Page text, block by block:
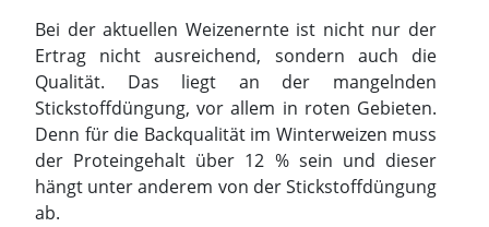
Bei der aktuellen Weizenernte ist nicht nur der
Ertrag nicht ausreichend, sondern auch die
Qualität. Das liegt an der mangelnden
Stickstoffdüngung, vor allem in roten Gebieten.
Denn für die Backqualität im Winterweizen muss
der Proteingehalt über 12 % sein und dieser
hängt unter anderem von der Stickstoffdüngung
ab.